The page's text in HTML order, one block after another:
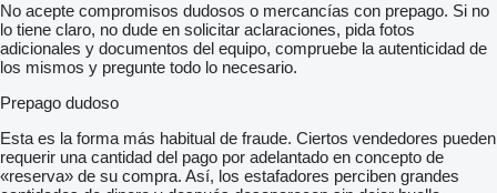
No acepte compromisos dudosos o mercancías con prepago. Si no
lo tiene claro, no dude en solicitar aclaraciones, pida fotos
adicionales y documentos del equipo, compruebe la autenticidad de
los mismos y pregunte todo lo necesario.
Prepago dudoso
Esta es la forma más habitual de fraude. Ciertos vendedores pueden
requerir una cantidad del pago por adelantado en concepto de
«reserva» de su compra. Así, los estafadores perciben grandes